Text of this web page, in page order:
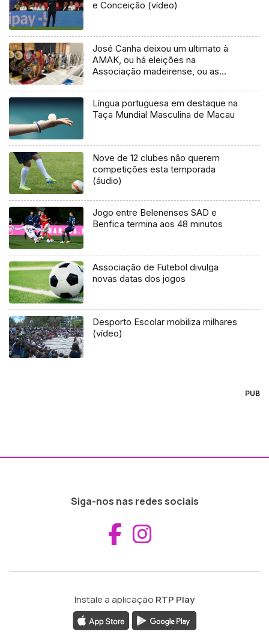
e Conceição (vídeo)
José Canha deixou um ultimato à
AMAK, ou há eleições na
Associação madeirense, ou as
para a Federação
Língua portuguesa em destaque na
Taça Mundial Masculina de Macau
Nove de 12 clubes não querem
competições esta temporada
(áudio)
Jogo entre Belenenses SAD e
Benfica termina aos 48 minutos
Associação de Futebol divulga
novas datas dos jogos
Desporto Escolar mobiliza milhares
(vídeo)
PUB
Siga-nos nas redes sociais
Aceder ao
Instale a aplicação RTP Play